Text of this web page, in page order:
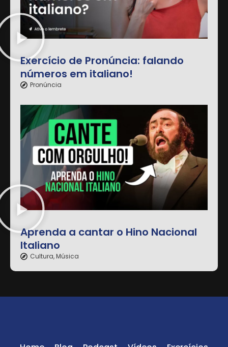
Exercício de Pronúncia: falando
números em italiano!
Pronúncia
Aprenda a cantar o Hino Nacional
Italiano
Cultura,Música